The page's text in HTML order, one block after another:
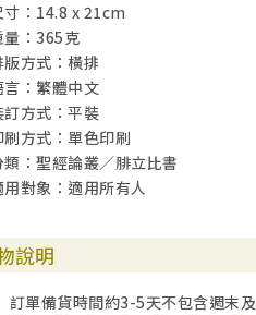
寸：14.8 x 21cm
量：365克
版方式：橫排
言：繁體中文
訂方式：平裝
刷方式：單色印刷
類：聖經論叢／腓立比書
用對象：適用所有人
說明
訂單備貨時間約3-5天不包含週末